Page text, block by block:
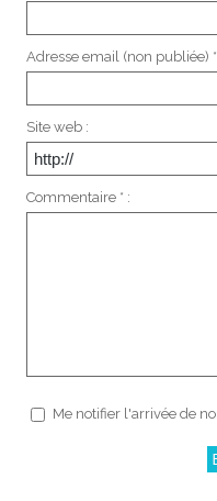
Adresse email (non publiée) *
Site web :
Commentaire * :
Me notifier l'arrivée de